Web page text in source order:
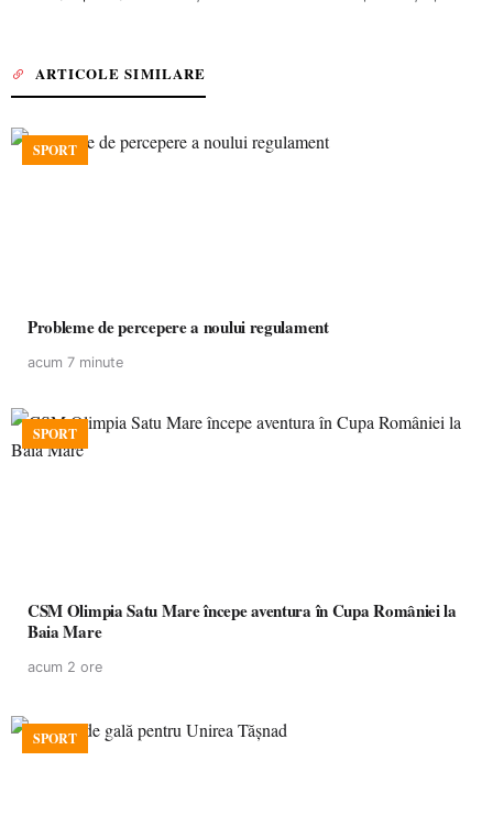
ARTICOLE SIMILARE
SPORT
Probleme de percepere a noului regulament
acum 7 minute
SPORT
CSM Olimpia Satu Mare începe aventura în Cupa României la
Baia Mare
acum 2 ore
SPORT